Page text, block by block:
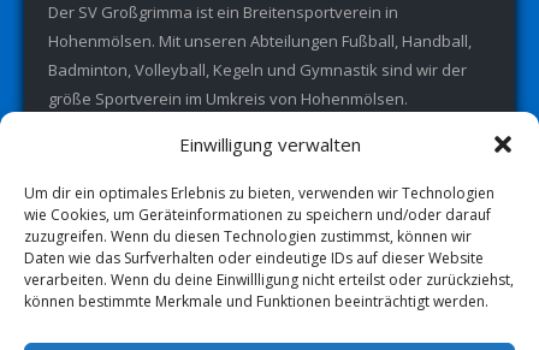
Einwilligung verwalten
Um dir ein optimales Erlebnis zu bieten, verwenden wir Technologien
wie Cookies, um Geräteinformationen zu speichern und/oder darauf
zuzugreifen. Wenn du diesen Technologien zustimmst, können wir
Daten wie das Surfverhalten oder eindeutige IDs auf dieser Website
verarbeiten. Wenn du deine Einwillligung nicht erteilst oder zurückziehst,
können bestimmte Merkmale und Funktionen beeinträchtigt werden.
Der SV Großgrimma ist ein Breitensportverein in
Hohenmölsen. Mit unseren Abteilungen Fußball, Handball,
Badminton, Volleyball, Kegeln und Gymnastik sind wir der
größe Sportverein im Umkreis von Hohenmölsen.